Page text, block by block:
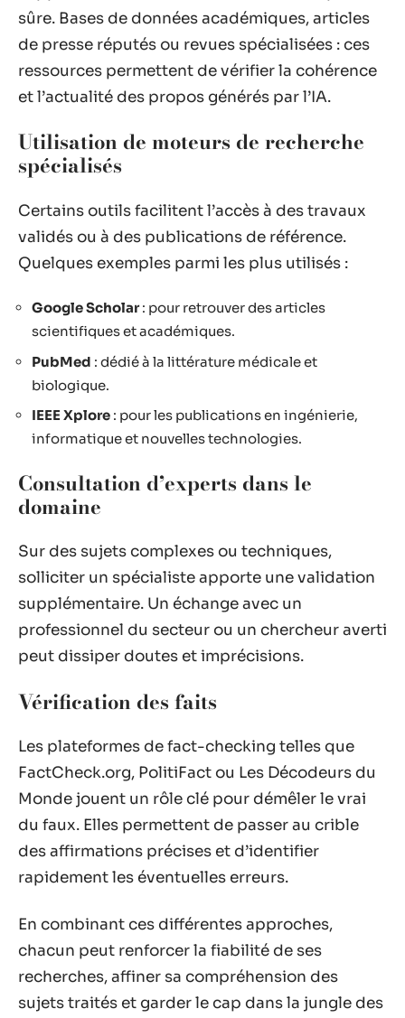
sûre. Bases de données académiques, articles
de presse réputés ou revues spécialisées : ces
ressources permettent de vérifier la cohérence
et l’actualité des propos générés par l’IA.
Utilisation de moteurs de recherche
spécialisés
Certains outils facilitent l’accès à des travaux
validés ou à des publications de référence.
Quelques exemples parmi les plus utilisés :
Google Scholar: pour retrouver des articles
scientifiques et académiques.
PubMed : dédié à la littérature médicale et
biologique.
IEEE Xplore : pour les publications en ingénierie,
informatique et nouvelles technologies.
Consultation d’experts dans le
domaine
Sur des sujets complexes ou techniques,
solliciter un spécialiste apporte une validation
supplémentaire. Un échange avec un
professionnel du secteur ou un chercheur averti
peut dissiper doutes et imprécisions.
Vérification des faits
Les plateformes de fact-checking telles que
FactCheck.org, PolitiFact ou Les Décodeurs du
Monde jouent un rôle clé pour démêler le vrai
du faux. Elles permettent de passer au crible
des affirmations précises et d’identifier
rapidement les éventuelles erreurs.
En combinant ces différentes approches,
chacun peut renforcer la fiabilité de ses
recherches, affiner sa compréhension des
sujets traités et garder le cap dans la jungle des